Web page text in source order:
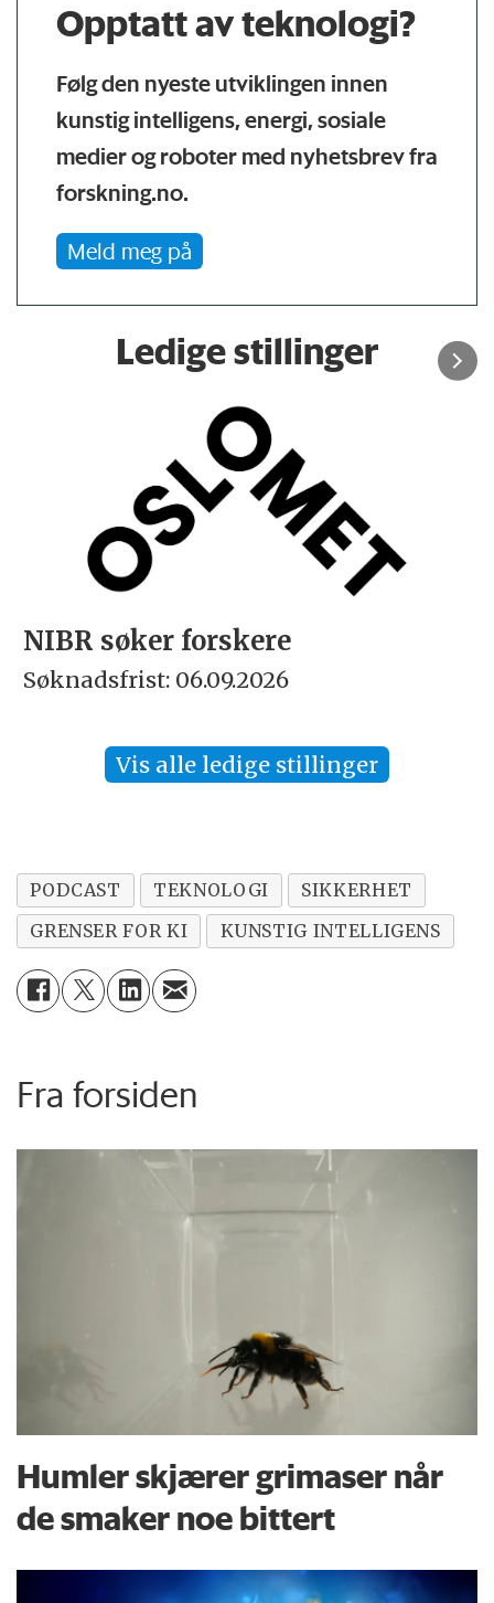
Opptatt av teknologi?
Følg den nyeste utviklingen innen
kunstig intelligens, energi, sosiale
medier og roboter med nyhetsbrev fra
forskning.no.
Meld meg på
Ledige stillinger
Rektor
Søknadsfrist: 15.09.2026
Vis alle ledige stillinger
PODCAST TEKNOLOGI
SIKKERHET
GRENSER FOR KI
KUNSTIG INTELLIGENS
Fra forsiden
Humler skjærer grimaser når
de smaker noe bittert